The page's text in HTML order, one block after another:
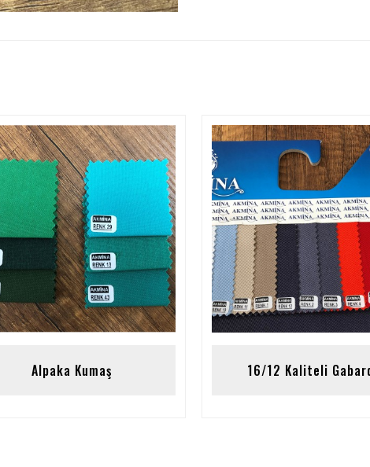
Alpaka Kumaş 16/12 Kaliteli